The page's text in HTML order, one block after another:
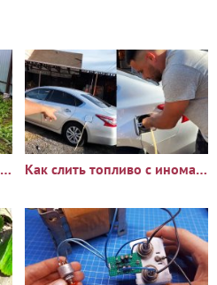
Посадка газона на участке с сорняками: опыт и результаты Как слить топливо с иномарки через горловину бака